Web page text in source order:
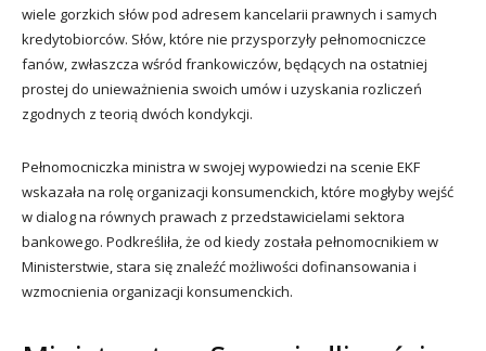
wiele gorzkich słów pod adresem kancelarii prawnych i samych
kredytobiorców. Słów, które nie przysporzyły pełnomocniczce
fanów, zwłaszcza wśród frankowiczów, będących na ostatniej
prostej do unieważnienia swoich umów i uzyskania rozliczeń
zgodnych z teorią dwóch kondykcji.
Pełnomocniczka ministra w swojej wypowiedzi na scenie EKF
wskazała na rolę organizacji konsumenckich, które mogłyby wejść
w dialog na równych prawach z przedstawicielami sektora
bankowego. Podkreśliła, że od kiedy została pełnomocnikiem w
Ministerstwie, stara się znaleźć możliwości dofinansowania i
wzmocnienia organizacji konsumenckich.